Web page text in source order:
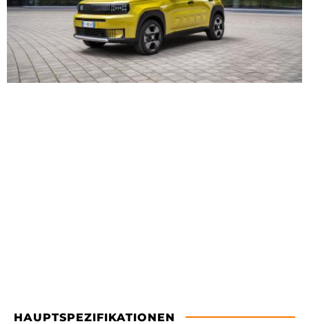
HAUPTSPEZIFIKATIONEN